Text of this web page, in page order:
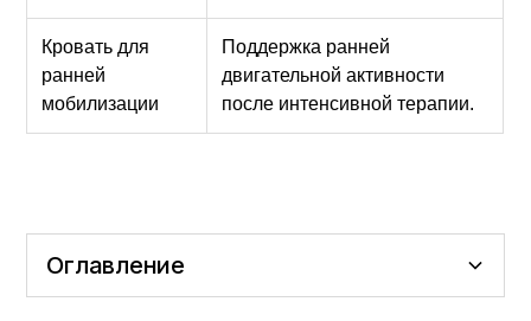
Кровать для
ранней
мобилизации
Поддержка ранней
двигательной активности
после интенсивной терапии.
Оглавление